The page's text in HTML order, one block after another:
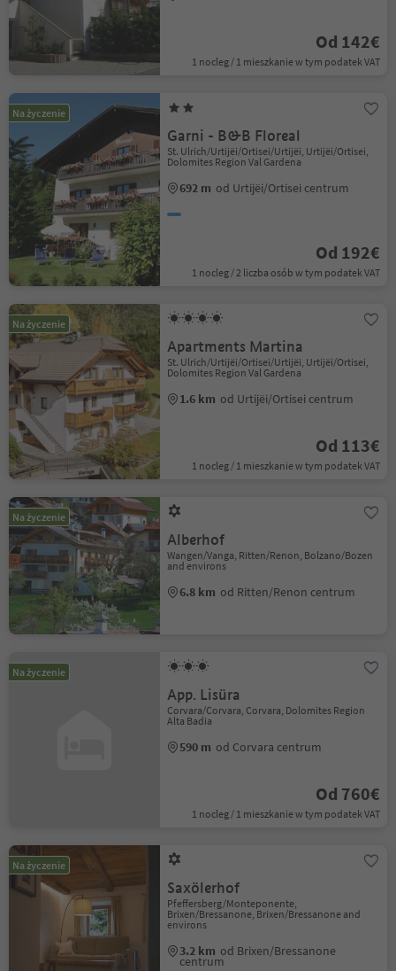
Od 142€
1 nocleg / 1 mieszkanie w tym podatek VAT
Na życzenie
Garni - B&B Floreal
St. Ulrich/Urtijëi/Ortisei/Urtijëi, Urtijëi/Ortisei,
Dolomites Region Val Gardena
692 m od Urtijëi/Ortisei centrum
Od 192€
1 nocleg / 2 liczba osób w tym podatek VAT
Na życzenie
Apartments Martina
St. Ulrich/Urtijëi/Ortisei/Urtijëi, Urtijëi/Ortisei,
Dolomites Region Val Gardena
1.6 km od Urtijëi/Ortisei centrum
Od 113€
1 nocleg / 1 mieszkanie w tym podatek VAT
Na życzenie
Alberhof
Wangen/Vanga, Ritten/Renon, Bolzano/Bozen
and environs
6.8 km od Ritten/Renon centrum
Na życzenie
App. Lisüra
Corvara/Corvara, Corvara, Dolomites Region
Alta Badia
590 m od Corvara centrum
Od 760€
1 nocleg / 1 mieszkanie w tym podatek VAT
Na życzenie
Saxölerhof
Pfeffersberg/Monteponente,
Brixen/Bressanone, Brixen/Bressanone and
environs
3.2 km od Brixen/Bressanone
centrum